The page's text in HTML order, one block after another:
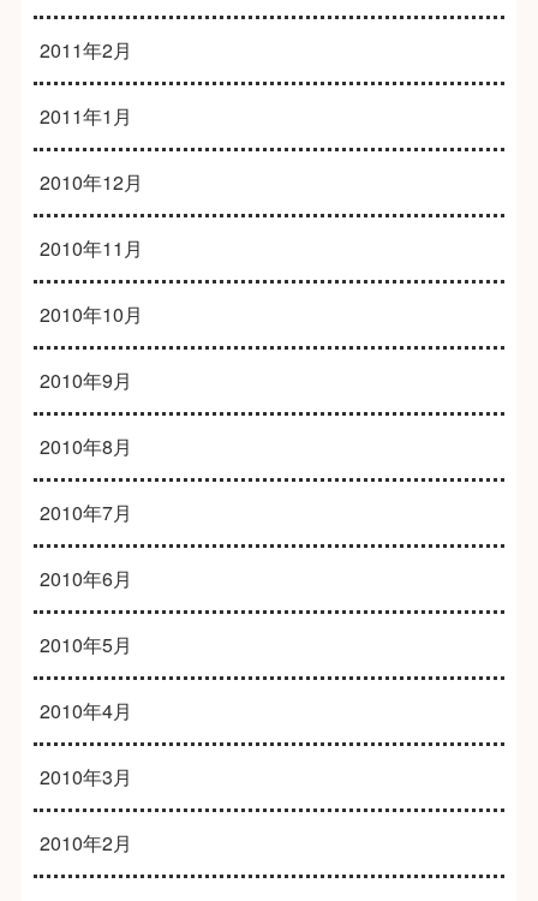
2011年2月
2011年1月
2010年12月
2010年11月
2010年10月
2010年9月
2010年8月
2010年7月
2010年6月
2010年5月
2010年4月
2010年3月
2010年2月